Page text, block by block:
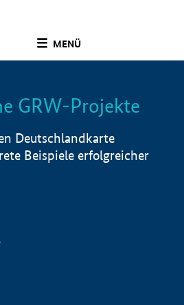
MENÜ
Info
GRW-Projekte
Deutschlandkarte
Beispiele erfolgreicher